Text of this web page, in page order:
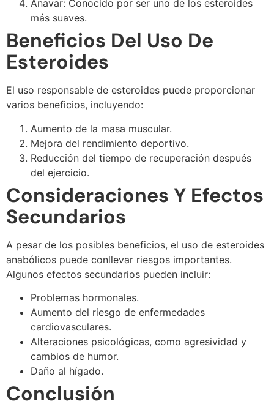
Anavar: Conocido por ser uno de los esteroides
más suaves.
Beneficios Del Uso De
Esteroides
El uso responsable de esteroides puede proporcionar
varios beneficios, incluyendo:
Aumento de la masa muscular.
Mejora del rendimiento deportivo.
Reducción del tiempo de recuperación después
del ejercicio.
Consideraciones Y Efectos
Secundarios
A pesar de los posibles beneficios, el uso de esteroides
anabólicos puede conllevar riesgos importantes.
Algunos efectos secundarios pueden incluir:
Problemas hormonales.
Aumento del riesgo de enfermedades
cardiovasculares.
Alteraciones psicológicas, como agresividad y
cambios de humor.
Daño al hígado.
Conclusión